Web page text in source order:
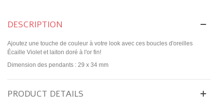
DESCRIPTION
Ajoutez une touche de couleur à votre look avec ces boucles d'oreilles
Écaille Violet et laiton doré à l'or fin!
Dimension des pendants : 29 x 34 mm
PRODUCT DETAILS